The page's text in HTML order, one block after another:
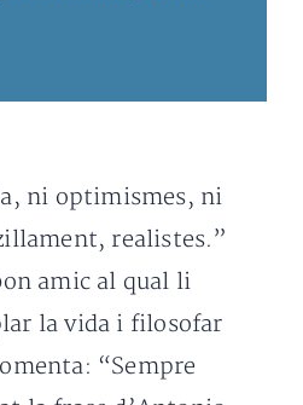
ni optimismes, ni
realistes.”
amic al qual li
la vida i filosofar
“Sempre